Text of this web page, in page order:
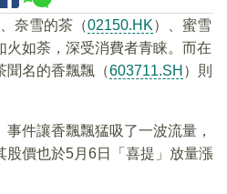
奈雪的茶（02150.HK）、蜜雪
火如荼，深受消費者青睐。而在
聞名的香飄飄（603711.SH ）則
件讓香飄飄猛吸了一波流量，
股價也於5月6日「喜提」放量漲